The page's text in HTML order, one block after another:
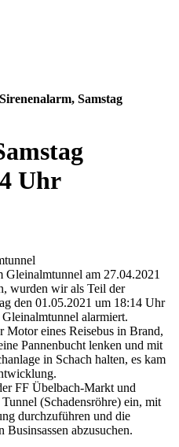
Sirenenalarm, Samstag
Uhr
am 27.04.2021
wurden wir als Teil der
den 01.05.2021 um 18:14 Uhr
alarmiert.
Motor eines Reisebus in Brand,
Pannenbucht lenken und mit
in Schach halten, es kam
FF Übelbach-Markt und
(Schadensröhre) ein, mit
durchzuführen und die
Businsassen abzusuchen.